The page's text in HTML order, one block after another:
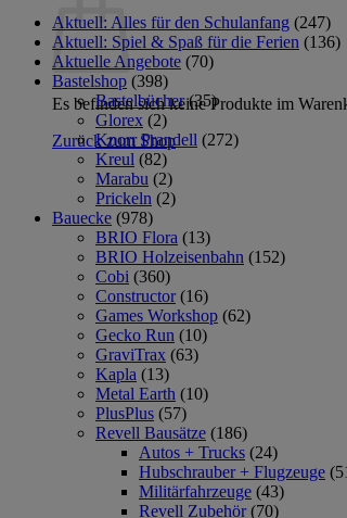
Es befinden sich keine Produkte im
Zurück zum Shop
Aktuell: Alles für den Schulanfang (247)
Aktuell: Spiel & Spaß für die Ferien (136)
Aktuelle Angebote (70)
Bastelshop (398)
Bastelbücher (35)
Glorex (2)
Knorr Prandell (272)
Kreul (82)
Marabu (2)
Prickeln (2)
Bauecke (978)
BRIO Flora (13)
BRIO Holzeisenbahn (152)
Cobi (360)
Constructor (16)
Games Workshop (62)
Gecko Run (10)
GraviTrax (63)
Kapla (13)
Metal Earth (10)
PlusPlus (57)
Revell Bausätze (186)
Autos + Trucks (24)
Hubschrauber + Flugzeuge
Militärfahrzeuge (43)
Revell Zubehör (70)